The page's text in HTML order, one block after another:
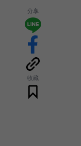
分享
收藏